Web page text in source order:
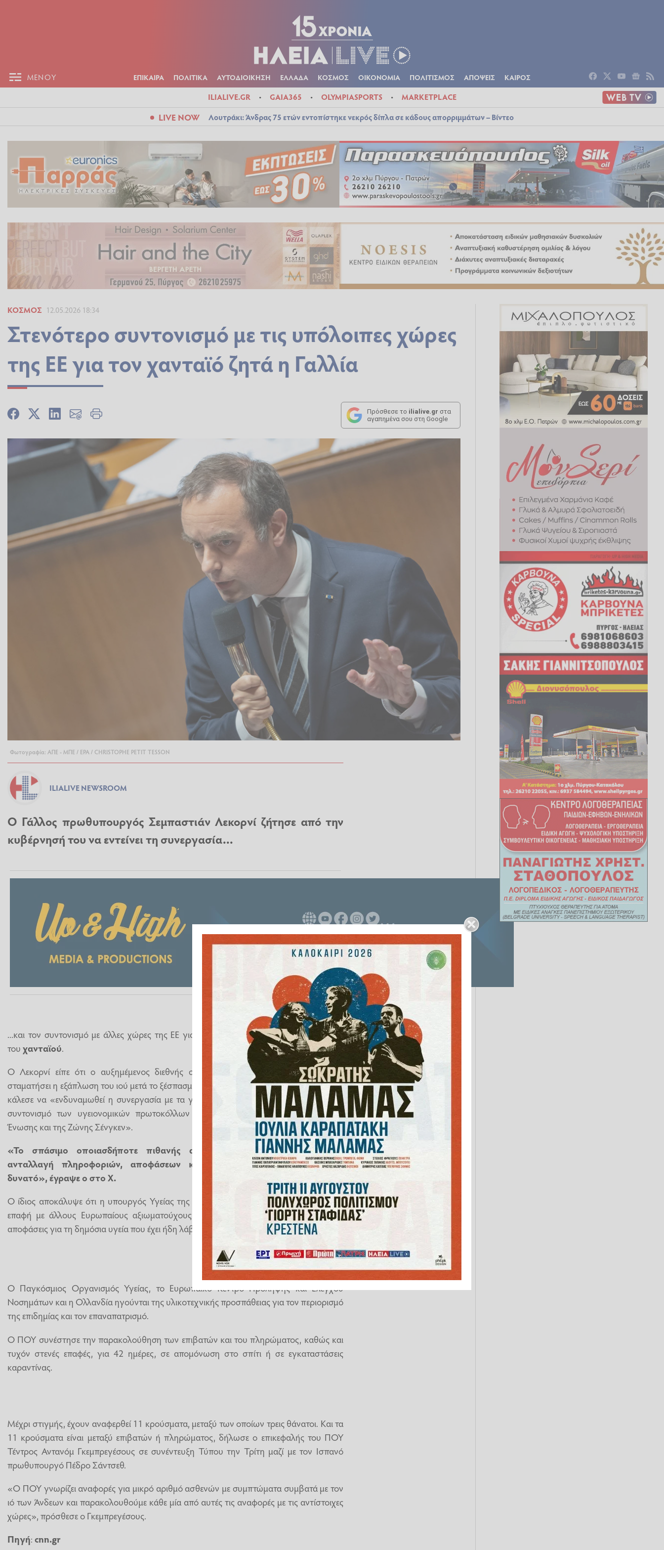
ΜΕΝΟΥ ΕΠΙΚΑΙΡΑ ΠΟΛΙΤΙΚΑ ΑΥΤΟΔΙΟΙΚΗΣΗ ΕΛΛΑΔΑ ΚΟΣΜΟΣ ΟΙΚΟΝΟΜΙΑ ΠΟΛΙΤΙΣΜΟΣ ΑΠΟΨΕΙΣ ΚΑΙΡΟΣ
ILIALIVE.GR GAIA365 OLYMPIASPORTS MARKETPLACE
LIVE NOW Λουτράκι: Άνδρας 75 ετών εντοπίστηκε νεκρός δίπλα σε κάδους απορριμμάτων – Βίντεο
ΚΌΣΜΟΣ 12.05.2026 18:34
Στενότερο συντονισμό με τις υπόλοιπες χώρες
της ΕΕ για τον χανταϊό ζητά η Γαλλία
Πρόσθεσε το ilialive.gr στα
αγαπημένα σου στη Google
Φωτογραφία: ΑΠΕ - ΜΠΕ / EPA / CHRISTOPHE PETIT TESSON
ILIALIVE NEWSROOM
Ο Γάλλος πρωθυπουργός Σεμπαστιάν Λεκορνί ζήτησε από την
κυβέρνησή του να εντείνει τη συνεργασία...
...και τον συντονισμό με άλλες χώρες της ΕΕ για να αποτραπεί η περαιτέρω εξάπλωση
τουχανταϊού.
Ο Λεκορνί είπε ότι ο αυξημέμενος διεθνής συντονισμός είναι «ουσιώδης» για να
σταματήσει η εξάπλωση του ιού μετά το ξέσπασμα στο κρουαζιερόπλοιο MV Hondius και
κάλεσε να «ενδυναμωθεί η συνεργασία με τα γειτονικά κράτη και να φέρει στενότερο
συντονισμό των υγειονομικών πρωτοκόλλων που ισχύουν εντός της Ευρωπαϊκής
Ένωσης και της Ζώνης Σένγκεν».
«Το σπάσιμο οποιασδήποτε πιθανής αλυσίδας μετάδοσης απαιτεί την
ανταλλαγή πληροφοριών, αποφάσεων και διδαγμάτων το συντομότερο
δυνατό», έγραψε ο στο X.
Ο ίδιος αποκάλυψε ότι η υπουργός Υγείας της Γαλλίας, Στεφανί Ριστ έχει ήδη έρθει σε
επαφή με άλλους Ευρωπαίους αξιωματούχους και ότι είχε «μοιραστεί μαζί τους τις
αποφάσεις για τη δημόσια υγεία που έχει ήδη λάβει η γαλλική κυβέρνηση».
Ο Παγκόσμιος Οργανισμός Υγείας, το Ευρωπαϊκό Κέντρο Πρόληψης και Ελέγχου
Νοσημάτων και η Ολλανδία ηγούνται της υλικοτεχνικής προσπάθειας για τον περιορισμό
της επιδημίας και τον επαναπατρισμό.
Ο ΠΟΥ συνέστησε την παρακολούθηση των επιβατών και του πληρώματος, καθώς και
τυχόν στενές επαφές, για 42 ημέρες, σε απομόνωση στο σπίτι ή σε εγκαταστάσεις
καραντίνας.
Μέχρι στιγμής, έχουν αναφερθεί 11 κρούσματα, μεταξύ των οποίων τρεις θάνατοι. Και τα
11 κρούσματα είναι μεταξύ επιβατών ή πληρώματος, δήλωσε ο επικεφαλής του ΠΟΥ
Τέντρος Αντανόμ Γκεμπρεγέσους σε συνέντευξη Τύπου την Τρίτη μαζί με τον Ισπανό
πρωθυπουργό Πέδρο Σάντσεθ.
«Ο ΠΟΥ γνωρίζει αναφορές για μικρό αριθμό ασθενών με συμπτώματα συμβατά με τον
ιό των Άνδεων και παρακολουθούμε κάθε μία από αυτές τις αναφορές με τις αντίστοιχες
χώρες», πρόσθεσε ο Γκεμπρεγέσους.
Πηγή:cnn.gr